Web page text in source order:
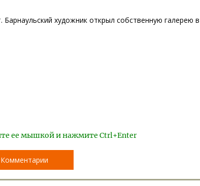
Барнаульский художник открыл собственную галерею в
ее мышкой и нажмите Ctrl+Enter
Комментарии